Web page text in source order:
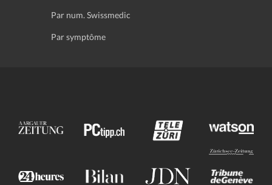
Par num. Swissmedic
Par symptôme